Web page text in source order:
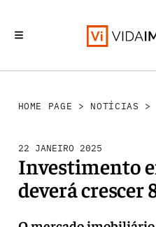
HOME PAGE > NOTÍCIAS >
22 JANEIRO 2025
Investimento
deverá crescer